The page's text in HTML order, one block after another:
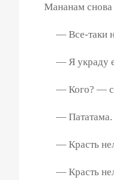
Мананам снова
— Все-таки
— Я украду
— Кого? —
— Пататама.
— Красть
— Красть